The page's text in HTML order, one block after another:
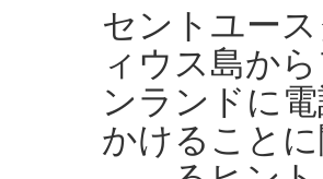
セントユー
ィウス島か
ンランドに
かけること